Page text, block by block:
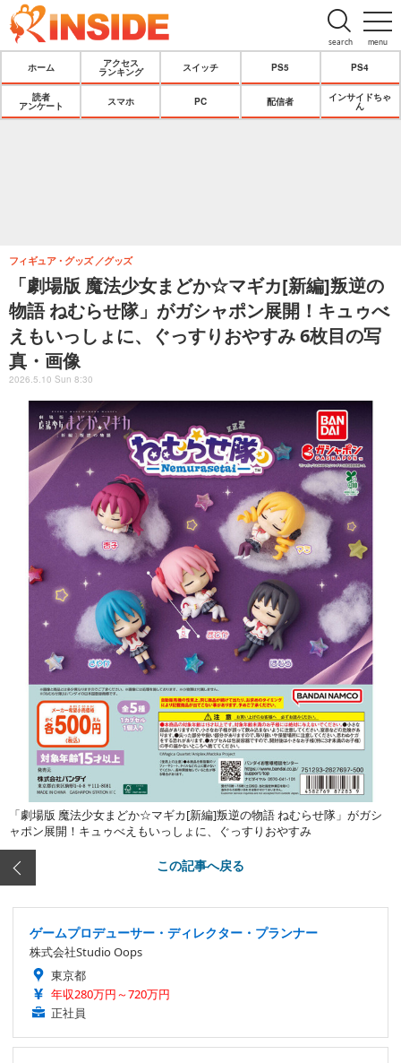
menu
search
ホーム
アクセス
ランキング
スイッチ PS5 PS4
読者
アンケート
スマホ PC 配信者
インサイドちゃ
ん
「劇場版 魔法少女まどか☆マギカ[新編]叛逆の
物語 ねむらせ隊」がガシャポン展開！キュゥべ
えもいっしょに、ぐっすりおやすみ 6枚目の写
真・画像
フィギュア・グッズ グッズ
2026.5.10 Sun 8:30
「劇場版 魔法少女まどか☆マギカ[新編]叛逆の物語 ねむらせ隊」がガシ
ャポン展開！キュゥべえもいっしょに、ぐっすりおやすみ
この記事へ戻る
ゲームプロデューサー・ディレクター・プランナー
株式会社Studio Oops
東京都
年収280万円～720万円
正社員